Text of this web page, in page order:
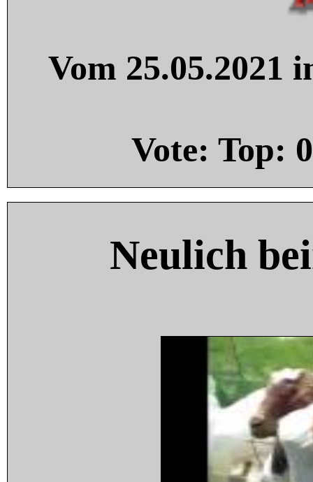
Vom 25.05.2021
Vote: Top: 0
Neulich